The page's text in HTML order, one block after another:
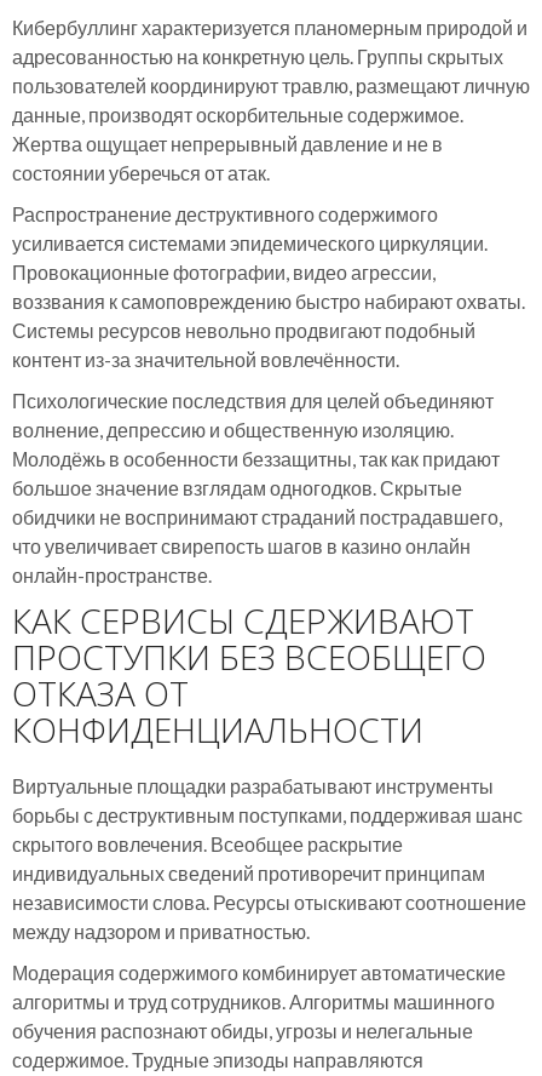
Кибербуллинг характеризуется планомерным природой и
адресованностью на конкретную цель. Группы скрытых
пользователей координируют травлю, размещают личную
данные, производят оскорбительные содержимое.
Жертва ощущает непрерывный давление и не в
состоянии уберечься от атак.
Распространение деструктивного содержимого
усиливается системами эпидемического циркуляции.
Провокационные фотографии, видео агрессии,
воззвания к самоповреждению быстро набирают охваты.
Системы ресурсов невольно продвигают подобный
контент из-за значительной вовлечённости.
Психологические последствия для целей объединяют
волнение, депрессию и общественную изоляцию.
Молодёжь в особенности беззащитны, так как придают
большое значение взглядам одногодков. Скрытые
обидчики не воспринимают страданий пострадавшего,
что увеличивает свирепость шагов в казино онлайн
онлайн-пространстве.
КАК СЕРВИСЫ СДЕРЖИВАЮТ
ПРОСТУПКИ БЕЗ ВСЕОБЩЕГО
ОТКАЗА ОТ
КОНФИДЕНЦИАЛЬНОСТИ
Виртуальные площадки разрабатывают инструменты
борьбы с деструктивным поступками, поддерживая шанс
скрытого вовлечения. Всеобщее раскрытие
индивидуальных сведений противоречит принципам
независимости слова. Ресурсы отыскивают соотношение
между надзором и приватностью.
Модерация содержимого комбинирует автоматические
алгоритмы и труд сотрудников. Алгоритмы машинного
обучения распознают обиды, угрозы и нелегальные
содержимое. Трудные эпизоды направляются